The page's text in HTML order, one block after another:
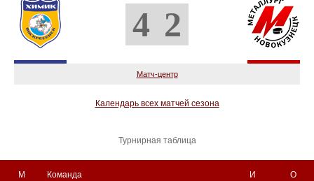
4 2
Матч-центр
Календарь всех матчей сезона
Турнирная таблица
М Команда И О